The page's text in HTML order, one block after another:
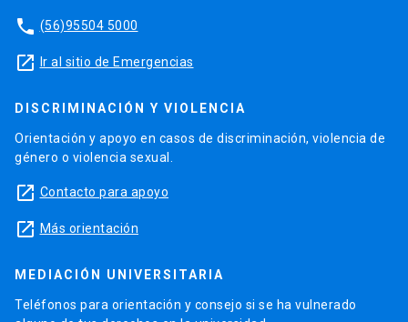
phone (56)95504 5000
launch Ir al sitio de Emergencias
DISCRIMINACIÓN Y VIOLENCIA
Orientación y apoyo en casos de discriminación, violencia de
género o violencia sexual.
launch Contacto para apoyo
launch Más orientación
MEDIACIÓN UNIVERSITARIA
Teléfonos para orientación y consejo si se ha vulnerado